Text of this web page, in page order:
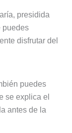
presidida
puedes
disfrutar del
puedes
se explica el
antes de la